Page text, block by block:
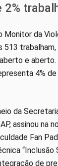
2%
da
513
e aberto.
4%
da
assinou na
Fan
“Inclusão
de